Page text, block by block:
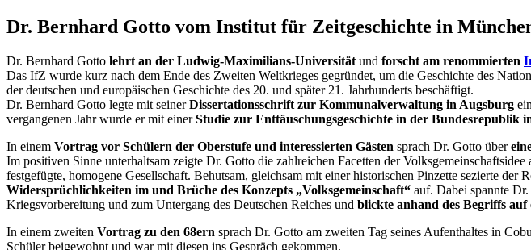
Dr. Bernhard Gotto vom Institut für Zeitgeschichte in
Dr. Bernhard Gotto lehrt an der Ludwig-Maximilians-Universität und forscht am renommierten
Das IfZ wurde kurz nach dem Ende des Zweiten Weltkrieges gegründet, um die Geschichte des
der deutschen und europäischen Geschichte des 20. und später 21. Jahrhunderts beschäftigt.
Dr. Bernhard Gotto legte mit seinerDissertationsschrift zur Kommunalverwaltung in Augsburg
vergangenen Jahr wurde er mit einerStudie zur Enttäuschungsgeschichte in der Bundesrepublik
In einem Vortrag vor Schülern der Oberstufe und interessierten Gästen sprach Dr. Gotto über
Im positiven Sinne unterhaltsam zeigte Dr. Gotto die zahlreichen Facetten der
festgefügte, homogene Gesellschaft. Behutsam, gleichsam mit einer historischen Pinzette sezierte der
Widersprüchlichkeiten im und Brüche des Konzepts „Volksgemeinschaft“ auf. Dabei spannte
Kriegsvorbereitung und zum Untergang des Deutschen Reiches und blickte anhand des Begriffs
In einem zweiten Vortrag zu den 68ern sprach Dr. Gotto am zweiten Tag seines Aufenthaltes in
Schüler beigewohnt und war mit diesen ins Gespräch gekommen.